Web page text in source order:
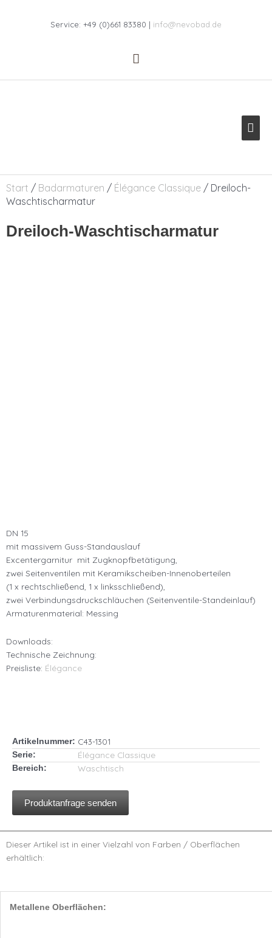
Service: +49 (0)661 83380 | info@nevobad.de
Header
Start / Badarmaturen / Élégance Classique / Dreiloch-
Waschtischarmatur
Dreiloch-Waschtischarmatur
DN 15
mit massivem Guss-Standauslauf
Excentergarnitur mit Zugknopfbetätigung,
zwei Seitenventilen mit Keramikscheiben-Innenoberteilen
(1 x rechtschließend, 1 x linksschließend),
zwei Verbindungsdruckschläuchen (Seitenventile-Standeinlauf)
Armaturenmaterial: Messing
Downloads:
Technische Zeichnung:
Preisliste: Élégance
Artikelnummer: C43-1301
Serie: Élégance Classique
Bereich: Waschtisch
Produktanfrage senden
Dieser Artikel ist in einer Vielzahl von Farben / Oberflächen
erhältlich:
Metallene Oberflächen: